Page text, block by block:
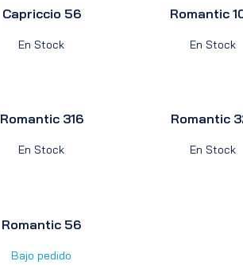
Capriccio 56
En Stock
Romantic
En Stock
Romantic 316
En Stock
Romantic
En Stock
Romantic 56
Bajo pedido